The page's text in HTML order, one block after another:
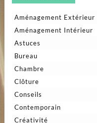
Aménagement Extérieur
Aménagement Intérieur
Astuces
Bureau
Chambre
Clôture
Conseils
Contemporain
Créativité